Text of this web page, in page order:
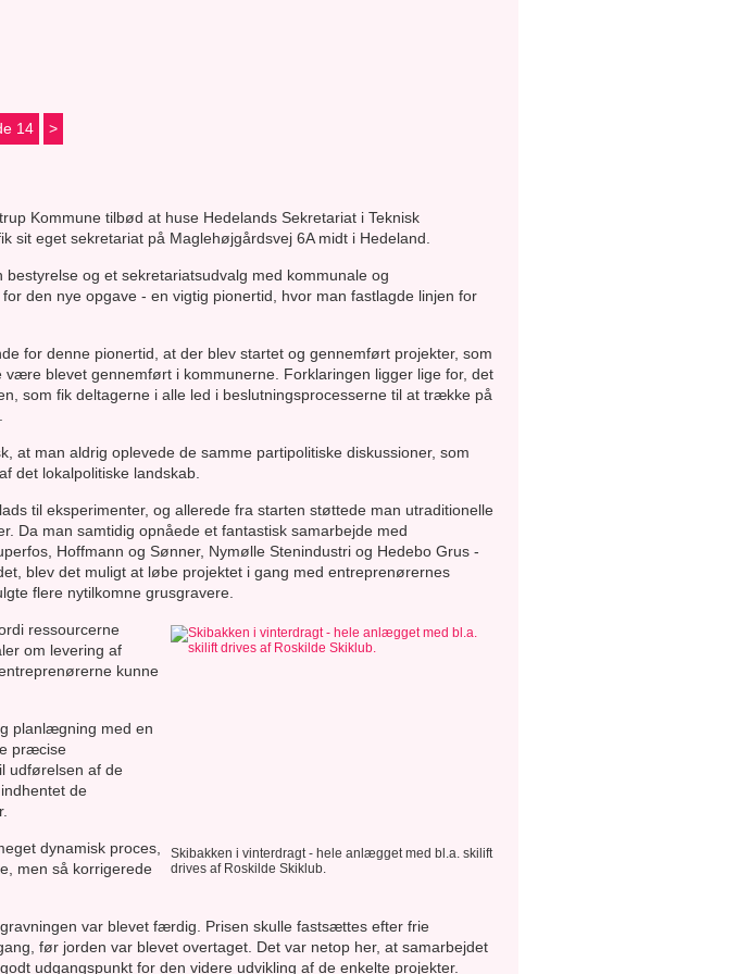
14 >
Kommune tilbød at huse Hedelands Sekretariat i Teknisk
sit eget sekretariat på Maglehøjgårdsvej 6A midt i Hedeland.
og et sekretariatsudvalg med kommunale og
den nye opgave - en vigtig pionertid, hvor man fastlagde linjen for
for denne pionertid, at der blev startet og gennemført projekter, som
være blevet gennemført i kommunerne. Forklaringen ligger lige for, det
som fik deltagerne i alle led i beslutningsprocesserne til at trække på
at man aldrig oplevede de samme partipolitiske diskussioner, som
det lokalpolitiske landskab.
til eksperimenter, og allerede fra starten støttede man utraditionelle
Da man samtidig opnåede et fantastisk samarbejde med
Hoffmann og Sønner, Nymølle Stenindustri og Hedebo Grus -
blev det muligt at løbe projektet i gang med entreprenørernes
flere nytilkomne grusgravere.
Skibakken i vinterdragt - hele anlægget med bl.a. skilift
drives af Roskilde Skiklub.
ressourcerne
om levering af
kunne
planlægning med en
præcise
udførelsen af de
de
dynamisk proces,
men så korrigerede
var blevet færdig. Prisen skulle fastsættes efter frie
før jorden var blevet overtaget. Det var netop her, at samarbejdet
udgangspunkt for den videre udvikling af de enkelte projekter.